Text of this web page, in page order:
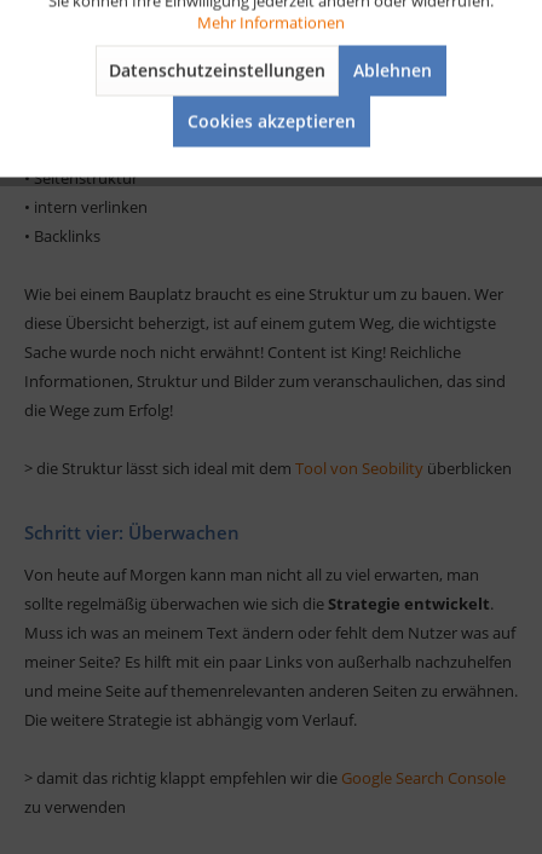
richtig klappt hat unser Bär eine Übersicht für euch um
umzusetzen.
• Meta Title und Description
• Seitenstruktur
• intern verlinken
• Backlinks
Wie bei einem Bauplatz braucht es eine Struktur um zu bauen. Wer
diese Übersicht beherzigt, ist auf einem gutem Weg, die wichtigste
Sache wurde noch nicht erwähnt! Content ist King! Reichliche
Informationen, Struktur und Bilder zum veranschaulichen, das sind
die Wege zum Erfolg!
> die Struktur lässt sich ideal mit dem Tool von Seobility überblicken
Schritt vier: Überwachen
Von heute auf Morgen kann man nicht all zu viel erwarten, man
sollte regelmäßig überwachen wie sich dieStrategie entwickelt.
Muss ich was an meinem Text ändern oder fehlt dem Nutzer was auf
meiner Seite? Es hilft mit ein paar Links von außerhalb nachzuhelfen
und meine Seite auf themenrelevanten anderen Seiten zu erwähnen.
Die weitere Strategie ist abhängig vom Verlauf.
> damit das richtig klappt empfehlen wir die Google Search Console
zu verwenden
Aktiv
Mehr Informationen
Datenschutzeinstellungen Ablehnen
Cookies akzeptieren